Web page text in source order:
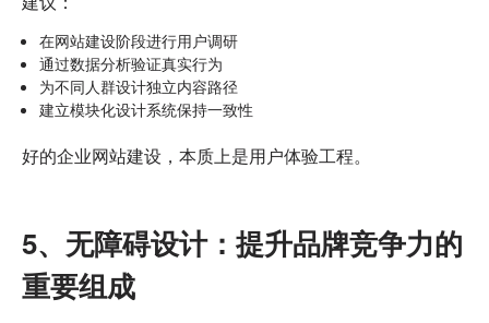
在网站建设阶段进行用户调研
通过数据分析验证真实行为
为不同人群设计独立内容路径
建立模块化设计系统保持一致性
好的企业网站建设，本质上是用户体验工程。
5、无障碍设计：提升品牌竞争力的
重要组成